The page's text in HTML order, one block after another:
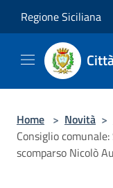
Regione Siciliana
Home > Novità >
Consiglio
scomparso Nicolò